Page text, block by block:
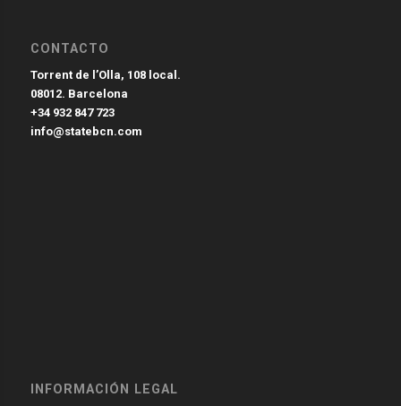
CONTACTO
Torrent de l’Olla, 108 local.
08012. Barcelona
+34 932 847 723
info@statebcn.com
INFORMACIÓN LEGAL